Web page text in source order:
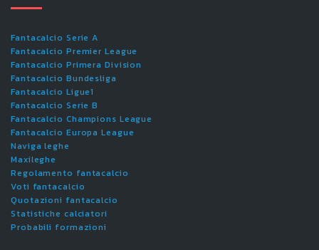
Fantacalcio Serie A
Fantacalcio Premier League
Fantacalcio Primera Division
Fantacalcio Bundesliga
Fantacalcio Ligue1
Fantacalcio Serie B
Fantacalcio Champions League
Fantacalcio Europa League
Naviga leghe
Maxileghe
Regolamento fantacalcio
Voti fantacalcio
Quotazioni fantacalcio
Statistiche calciatori
Probabili formazioni